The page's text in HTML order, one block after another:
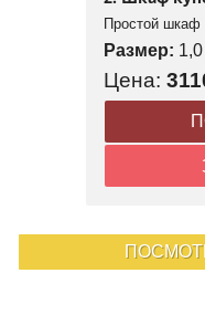
Простой шкаф
Размер:
Цена: